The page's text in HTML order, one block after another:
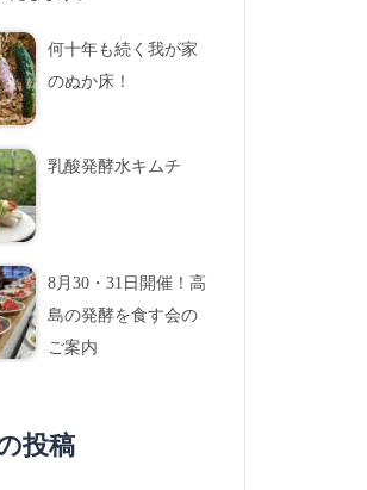
何十年も続く我が家
のぬか床！
乳酸発酵水キムチ
8月30・31日開催！高
島の発酵を食す会の
ご案内
投稿